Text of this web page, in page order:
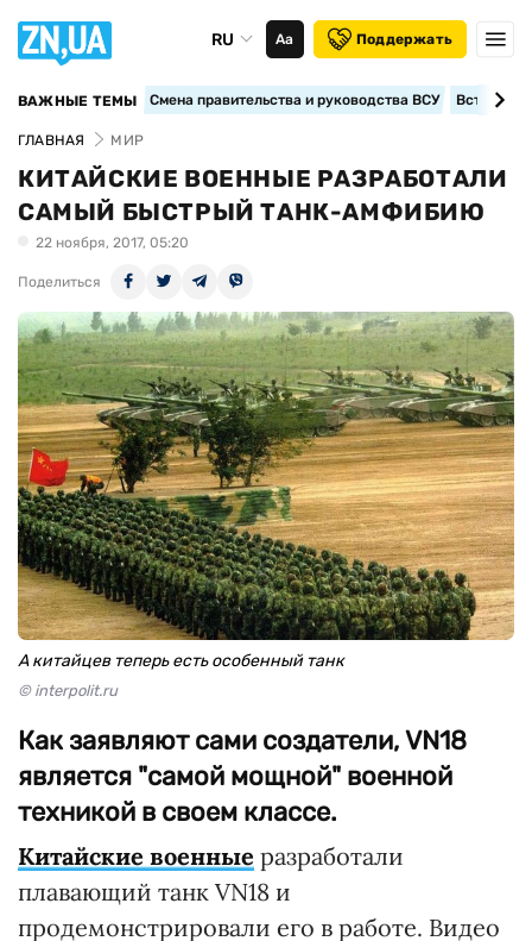
RU Аа Поддержать
ВАЖНЫЕ ТЕМЫ Смена правительства и руководства ВСУ
ГЛАВНАЯ МИР
КИТАЙСКИЕ ВОЕННЫЕ РАЗРАБОТАЛИ
САМЫЙ БЫСТРЫЙ ТАНК-АМФИБИЮ
22 ноября, 2017, 05:20
Поделиться
А китайцев теперь есть особенный танк
© interpolit.ru
Как заявляют сами создатели, VN18
является "самой мощной" военной
техникой в своем классе.
Китайские военные разработали
плавающий танк VN18 и
продемонстрировали его в работе. Видео